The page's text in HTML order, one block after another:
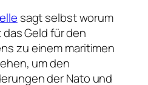
sagt selbst worum
Geld für den
zu einem maritimen
um den
der Nato und